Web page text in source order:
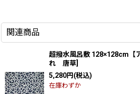
関連商品
超撥水風呂敷 128×128cm【
れ 唐草
5,280円(税込)
在庫わずか